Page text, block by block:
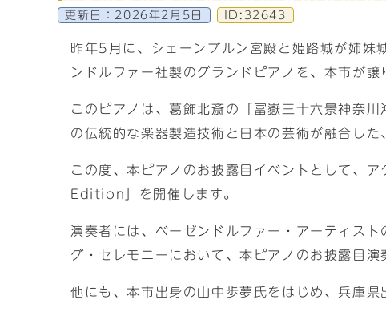
更新日： 2026年2月5日 ID:32643
昨年5月に、シェーンブルン宮殿と姫路城が姉妹
ンドルファー社製のグランドピアノを、本市が譲
このピアノは、葛飾北斎の「冨嶽三十六景神奈
の伝統的な楽器製造技術と日本の芸術が融合し
この度、本ピアノのお披露目イベントとして、
Edition」を開催します。
演奏者には、ベーゼンドルファー・アーティス
グ・セレモニーにおいて、本ピアノのお披露目
他にも、本市出身の山中歩夢氏をはじめ、兵庫